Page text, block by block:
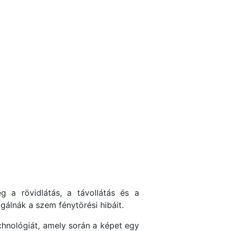
a rövidlátás, a távollátás és a
a szem fénytörési hibáit.
amely során a képet egy